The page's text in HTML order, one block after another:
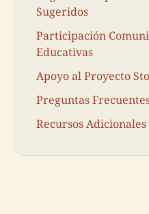
Sugeridos
Participación
Educativas
Apoyo al Proyecto
Preguntas
Recursos